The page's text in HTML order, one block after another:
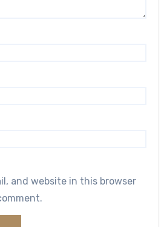
and website in this browser